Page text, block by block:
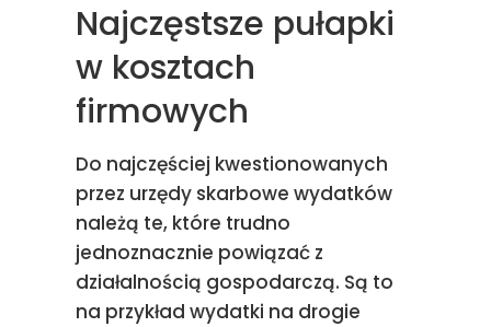
Najczęstsze pułapki
w kosztach
firmowych
Do najczęściej kwestionowanych
przez urzędy skarbowe wydatków
należą te, które trudno
jednoznacznie powiązać z
działalnością gospodarczą. Są to
na przykład wydatki na drogie